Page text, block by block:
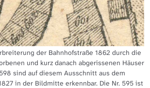
der Bahnhofstraße 1862 durch die
und kurz danach abgerissenen Häuser
sind auf diesem Ausschnitt aus dem
in der Bildmitte erkennbar. Die Nr. 595 ist